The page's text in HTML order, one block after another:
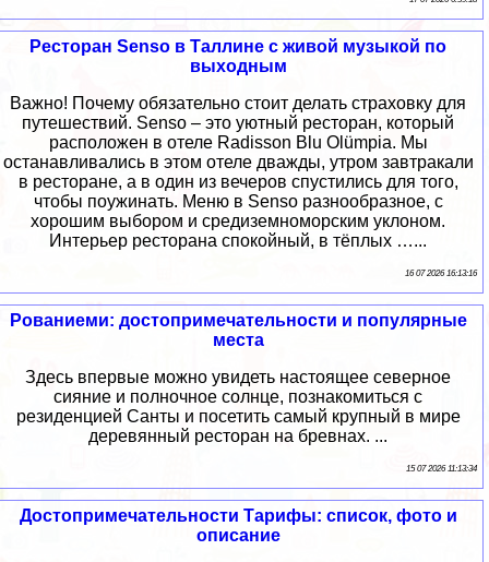
Ресторан Senso в Таллине с живой музыкой по
выходным
Важно! Почему обязательно стоит делать страховку для
путешествий. Senso – это уютный ресторан, который
расположен в отеле Radisson Blu Olümpia. Мы
останавливались в этом отеле дважды, утром завтракали
в ресторане, а в один из вечеров спустились для того,
чтобы поужинать. Меню в Senso разнообразное, с
хорошим выбором и средиземноморским уклоном.
Интерьер ресторана спокойный, в тёплых …...
16 07 2026 16:13:16
Рованиеми: достопримечательности и популярные
места
Здесь впервые можно увидеть настоящее северное
сияние и полночное солнце, познакомиться с
резиденцией Санты и посетить самый крупный в мире
деревянный ресторан на бревнах. ...
15 07 2026 11:13:34
Достопримечательности Тарифы: список, фото и
описание